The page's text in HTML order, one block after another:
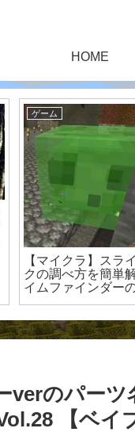
HOME
ゲーム
【スプラ考察】ス
ン３初スピンオフ
ス』情報考察&アプ
め！
verのパー
【ベイ